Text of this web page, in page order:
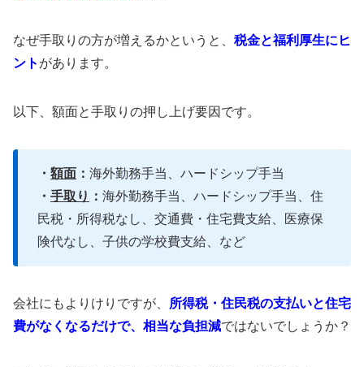
なぜ手取りの方が増えるかというと、 税金と福利厚生にヒ
ント があります。
以下、額面と手取りの押し上げ要因です。
・ 額面 ： 海外勤務手当、ハードシップ手当
・ 手取り ： 海外勤務手当、ハードシップ手当、住
民税・所得税なし、交通費・住宅費支給、医療保
険代なし、子供の学校費支給、など
会社にもよりけりですが、 所得税・住民税の支払いと住宅
費がなくなるだけで、相当な負担減ではないでしょうか？